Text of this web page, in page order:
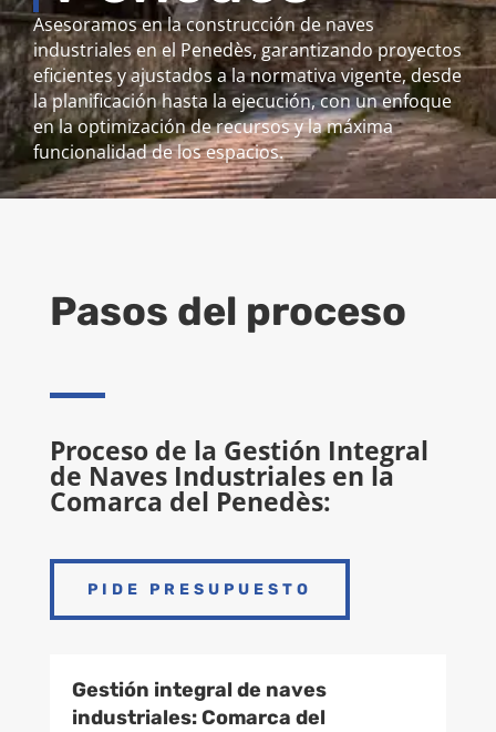
Asesoramos en la construcción de naves
industriales en el Penedès, garantizando proyectos
eficientes y ajustados a la normativa vigente, desde
la planificación hasta la ejecución, con un enfoque
en la optimización de recursos y la máxima
funcionalidad de los espacios.
Pasos del proceso
Proceso de la Gestión Integral
de Naves Industriales en la
Comarca del Penedès:
PIDE PRESUPUESTO
Gestión integral de naves
industriales: Comarca del